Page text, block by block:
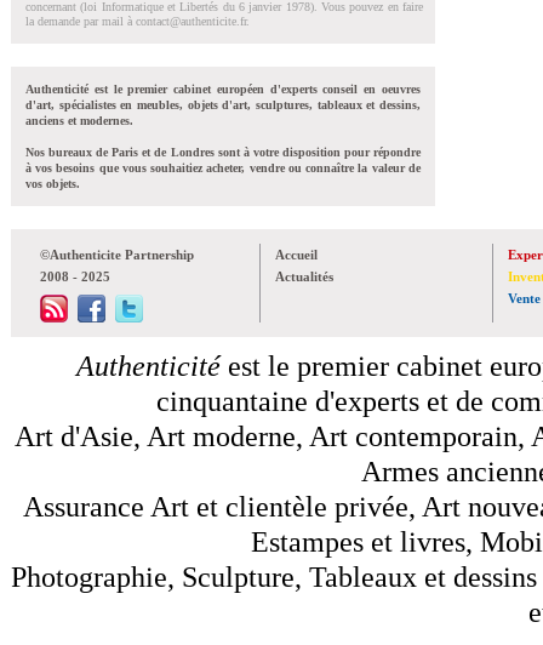
concernant (loi Informatique et Libertés du 6 janvier 1978). Vous pouvez en faire
la demande par mail à contact@authenticite.fr.
Authenticité est le premier cabinet européen d'experts conseil en oeuvres
d'art, spécialistes en meubles, objets d'art, sculptures, tableaux et dessins,
anciens et modernes.
Nos bureaux de Paris et de Londres sont à votre disposition pour répondre
à vos besoins que vous souhaitiez acheter, vendre ou connaître la valeur de
vos objets.
©Authenticite Partnership
2008 - 2025
Accueil
Actualités
Vente
Authenticitéest le premier cabinet
cinquantaine d'experts et de
Art d'Asie, Art moderne, Art contemporain,
Armes
Assurance Art et clientèle privée, Art
Estampes et livres,
Photographie, Sculpture, Tableaux et